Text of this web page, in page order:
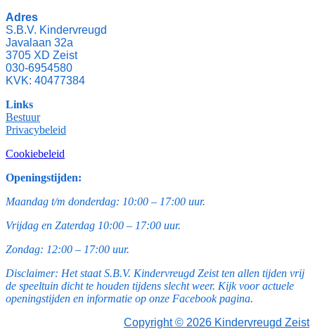
Adres
S.B.V. Kindervreugd
Javalaan 32a
3705 XD Zeist
030-6954580
KVK: 40477384
Links
Bestuur
Privacybeleid
Cookiebeleid
Openingstijden:
Maandag t/m donderdag: 10:00 – 17:00 uur.
Vrijdag en Zaterdag 10:00 – 17:00 uur.
Zondag: 12:00 – 17:00 uur.
Disclaimer: Het staat S.B.V. Kindervreugd Zeist ten allen tijden vrij
de speeltuin dicht te houden tijdens slecht weer. Kijk voor actuele
openingstijden en informatie op onze Facebook pagina.
Copyright © 2026 Kindervreugd Zeist